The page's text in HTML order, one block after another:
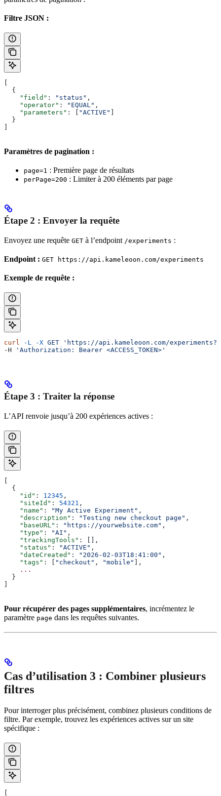
Filtre JSON :
  {
    "field"
: "status" ,
    "operator"
: "EQUAL" ,
    "parameters"
: [ "ACTIVE"
  }
Paramètres de pagination :
page=1 : Première page de résultats
perPage=200 : Limiter à 200 éléments par page
Étape 2 : Envoyer la requête
Envoyez une requête GET à l’endpoint /experiments :
Endpoint : GET https://api.kameleoon.com/experiments
Exemple de requête :
curl -L -X GET 'https://api.kameleoon.com/
-H
'Authorization: Bearer <ACCESS_TOKEN>'
Étape 3 : Traiter la réponse
L’API renvoie jusqu’à 200 expériences actives :
  {
    "id"
: 12345 ,
    "siteId"
: 54321 ,
    "name"
: "My Active Experiment" ,
    "description"
: "Testing new checkout page" ,
    "baseURL"
: "https://yourwebsite.com" ,
    "type"
: "AI" ,
    "trackingTools"
: [],
    "status"
: "ACTIVE" ,
    "dateCreated"
: "2026-02-03T18:41:00" ,
    "tags"
: [ "checkout" , "mobile"
],
    ...
  }
Pour récupérer des pages supplémentaires, incrémentez le
paramètre page dans les requêtes suivantes.
Cas d’utilisation 3 : Combiner plusieurs
filtres
Pour interroger plus précisément, combinez plusieurs conditions de
filtre. Par exemple, trouvez les expériences actives sur un site
spécifique :